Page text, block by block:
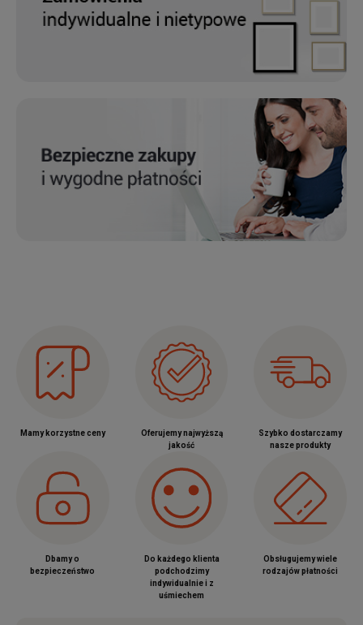
Mamy korzystne ceny
Oferujemy najwyższą
jakość
Szybko dostarczamy
nasze produkty
Dbamy o
bezpieczeństwo
Do każdego klienta
podchodzimy
indywidualnie i z
uśmiechem
Obsługujemy wiele
rodzajów płatności